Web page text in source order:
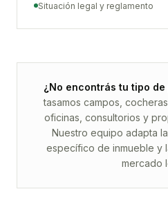
Situación legal y reglamento
¿No encontrás tu tipo
tasamos campos,
oficinas, consultorios y
Nuestro equipo adapta
específico de inmueble y
mercado